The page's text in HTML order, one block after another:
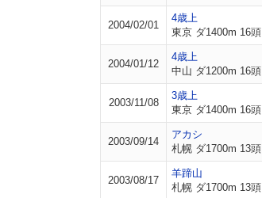
2004/02/01
4歳上
東京 ダ1400m 16頭
2004/01/12
4歳上
中山 ダ1200m 16頭
2003/11/08
3歳上
東京 ダ1400m 16頭
2003/09/14
アカシ
札幌 ダ1700m 13頭
2003/08/17
羊蹄山
札幌 ダ1700m 13頭